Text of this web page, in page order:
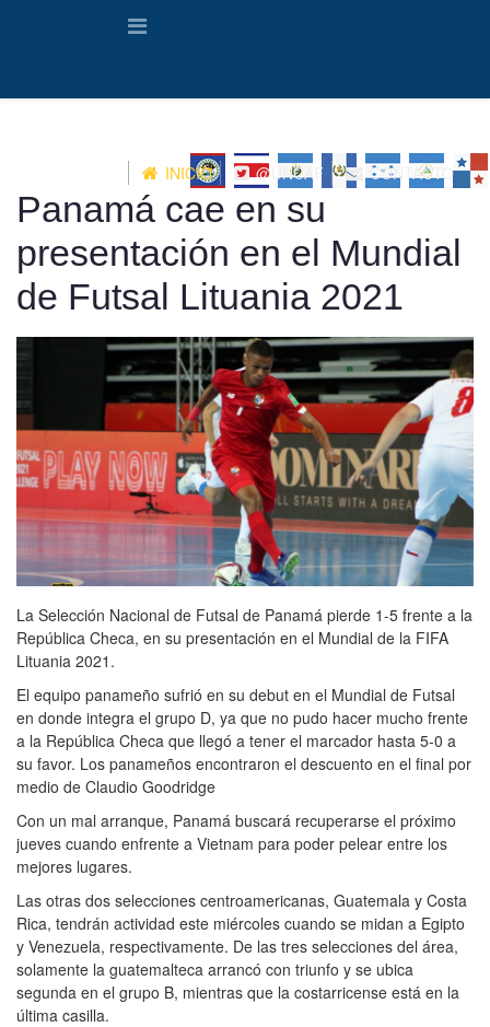
INICIO @UNCAF CONTACTO
Panamá cae en su
presentación en el Mundial
de Futsal Lituania 2021
La Selección Nacional de Futsal de Panamá pierde 1-5 frente a la
República Checa, en su presentación en el Mundial de la FIFA
Lituania 2021.
El equipo panameño sufrió en su debut en el Mundial de Futsal
en donde integra el grupo D, ya que no pudo hacer mucho frente
a la República Checa que llegó a tener el marcador hasta 5-0 a
su favor. Los panameños encontraron el descuento en el final por
medio de Claudio Goodridge
Con un mal arranque, Panamá buscará recuperarse el próximo
jueves cuando enfrente a Vietnam para poder pelear entre los
mejores lugares.
Las otras dos selecciones centroamericanas, Guatemala y Costa
Rica, tendrán actividad este miércoles cuando se midan a Egipto
y Venezuela, respectivamente. De las tres selecciones del área,
solamente la guatemalteca arrancó con triunfo y se ubica
segunda en el grupo B, mientras que la costarricense está en la
última casilla.